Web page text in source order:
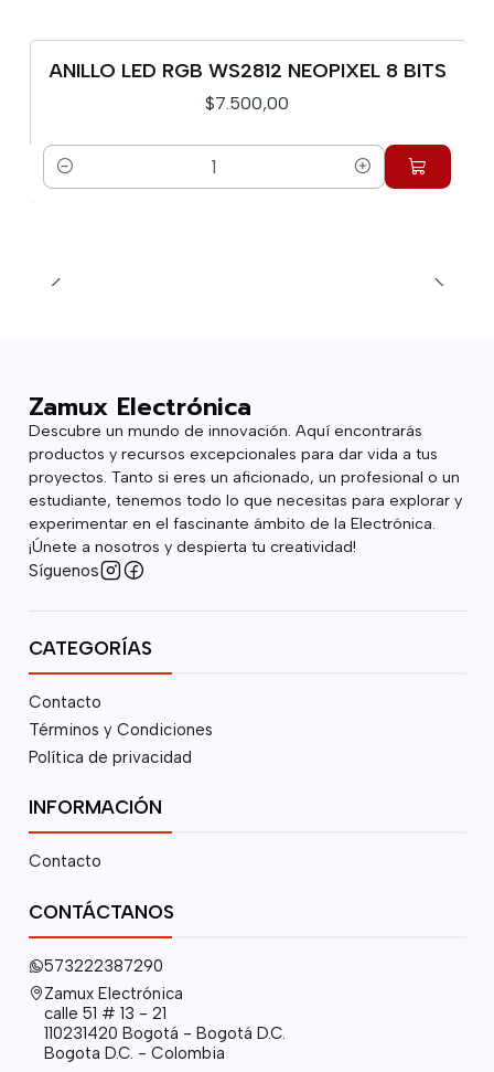
ANILLO LED RGB WS2812 NEOPIXEL 8 BITS
$7.500,00
Cantidad
Zamux Electrónica
Descubre un mundo de innovación. Aquí encontrarás
productos y recursos excepcionales para dar vida a tus
proyectos. Tanto si eres un aficionado, un profesional o un
estudiante, tenemos todo lo que necesitas para explorar y
experimentar en el fascinante ámbito de la Electrónica.
¡Únete a nosotros y despierta tu creatividad!
Síguenos
CATEGORÍAS
Contacto
Términos y Condiciones
Política de privacidad
INFORMACIÓN
Contacto
CONTÁCTANOS
573222387290
Zamux Electrónica
calle 51 # 13 - 21
110231420 Bogotá - Bogotá D.C.
Bogota D.C. - Colombia